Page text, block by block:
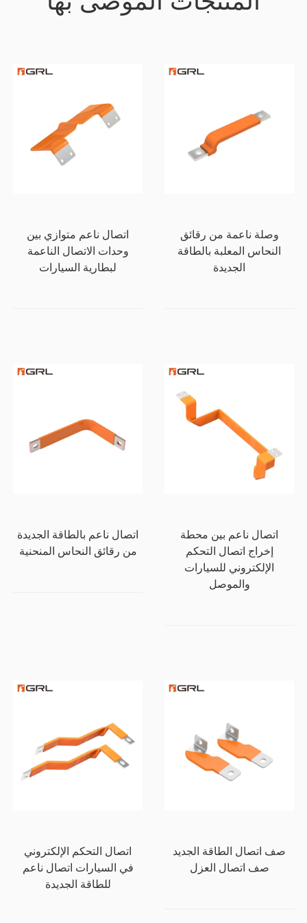
اتصال ناعم متوازي بين
وحدات الاتصال الناعمة
لبطارية السيارات
وصلة ناعمة من رقائق
النحاس المعلبة بالطاقة
الجديدة
اتصال ناعم بالطاقة الجديدة
من رقائق النحاس المنحنية
اتصال ناعم بين محطة
إخراج اتصال التحكم
الإلكتروني للسيارات
والموصل
اتصال التحكم الإلكتروني
في السيارات اتصال ناعم
للطاقة الجديدة
صف اتصال الطاقة الجديد
صف اتصال العزل